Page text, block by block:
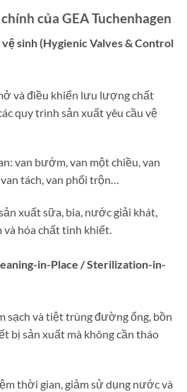
của GEA Tuchenhagen
sinh (Hygienic Valves & Control
và điều khiển lưu lượng chất
quy trình sản xuất yêu cầu vệ
van bướm, van một chiều, van
tách, van phối trộn…
xuất sữa, bia, nước giải khát,
hóa chất tinh khiết.
in-Place / Sterilization-in-
sạch và tiệt trùng đường ống, bồn
bị sản xuất mà không cần tháo
thời gian, giảm sử dụng nước và